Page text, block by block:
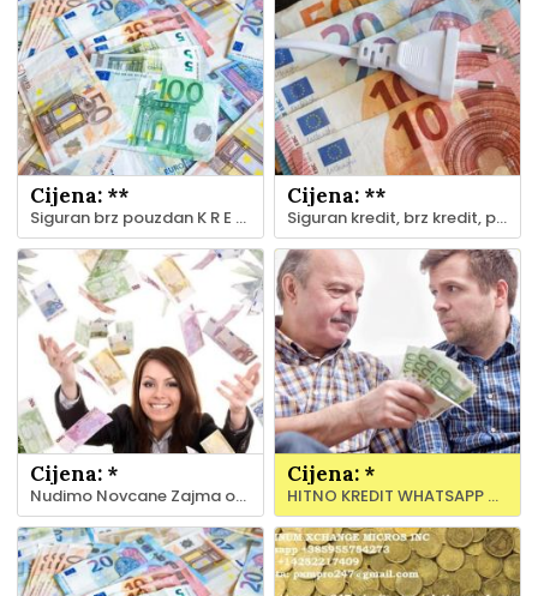
Cijena: **
Siguran brz pouzdan K R E D I T ponuda
Cijena: **
Siguran kredit, brz kredit, pouzdan KREDIT ponuda
Cijena: *
Nudimo Novcane Zajma ovdje Whatsapp +385955754273 Viber +14252217409
Cijena: *
HITNO KREDIT WHATSAPP +385955754273 VIBER +14252217409